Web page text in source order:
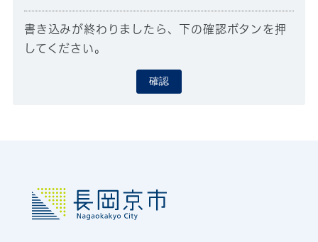
書き込みが終わりましたら、下の確認ボタンを押
してください。
確認